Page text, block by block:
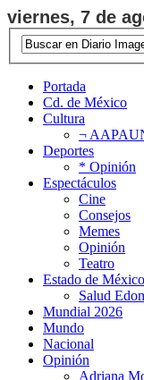
viernes, 7 de
Portada
Cd. de México
Cultura
¬
Deportes
* Opinión
Espectáculos
Cine
Consejos
Memes
Opinión
Teatro
Estado de México
Salud
Mundial 2026
Mundo
Nacional
Opinión
Adriana